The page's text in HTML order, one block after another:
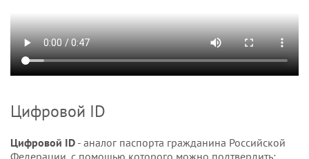
Цифровой ID
Цифровой ID - аналог паспорта гражданина Российской
Федерации, с помощью которого можно подтвердить: